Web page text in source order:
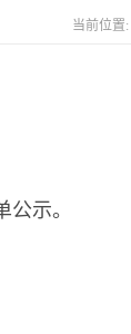
当前位置:
示。